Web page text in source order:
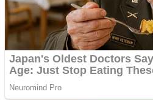
Covid-19: 755 de